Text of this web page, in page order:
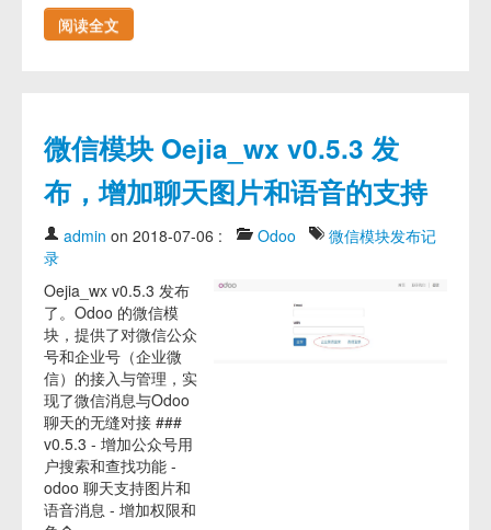
阅读全文
微信模块 Oejia_wx v0.5.3 发
布，增加聊天图片和语音的支持
admin on 2018-07-06 : Odoo
微信模块发布记
录
Oejia_wx v0.5.3 发布
了。Odoo 的微信模
块，提供了对微信公众
号和企业号（企业微
信）的接入与管理，实
现了微信消息与Odoo
聊天的无缝对接 ###
v0.5.3 - 增加公众号用
户搜索和查找功能 -
odoo 聊天支持图片和
语音消息 - 增加权限和